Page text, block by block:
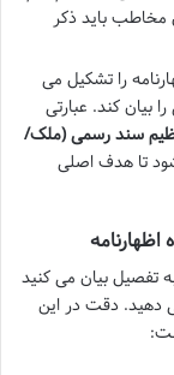
مخاطب باید ذکر
را تشکیل می
بیان کند. عبارتی
سند رسمی (ملک/
تا هدف اصلی
تفصیل بیان می کنید
دهید. دقت در این